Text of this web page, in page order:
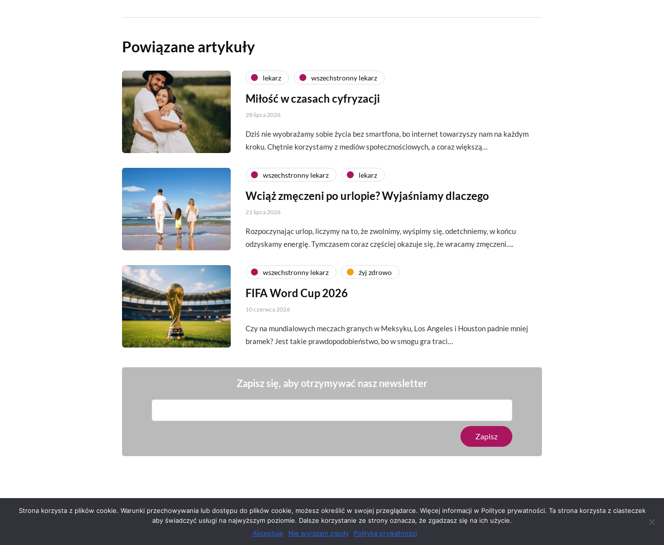
Powiązane artykuły
lekarz wszechstronny lekarz
Miłość w czasach cyfryzacji
28 lipca 2026
Dziś nie wyobrażamy sobie życia bez smartfona, bo internet towarzyszy nam na każdym
kroku. Chętnie korzystamy z mediów społecznościowych, a coraz większą…
wszechstronny lekarz lekarz
Wciąż zmęczeni po urlopie? Wyjaśniamy dlaczego
21 lipca 2026
Rozpoczynając urlop, liczymy na to, że zwolnimy, wyśpimy się, odetchniemy, w końcu
odzyskamy energię. Tymczasem coraz częściej okazuje się, że wracamy zmęczeni….
wszechstronny lekarz żyj zdrowo
FIFA Word Cup 2026
10 czerwca 2026
Czy na mundialowych meczach granych w Meksyku, Los Angeles i Houston padnie mniej
bramek? Jest takie prawdopodobieństwo, bo w smogu gra traci…
Zapisz się, aby otrzymywać nasz newsletter
Grzegorz Sztank.
Strona korzysta z plików cookie. Warunki przechowywania lub dostępu do plików cookie, możesz określić w swojej przeglądarce. Więcej informacji w Polityce prywatności. Ta strona korzysta z ciasteczek
aby świadczyć usługi na najwyższym poziomie. Dalsze korzystanie ze strony oznacza, że zgadzasz się na ich użycie.
Akceptuję
Nie wyrażam zgody Polityka prywatności